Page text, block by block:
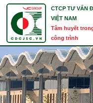
CTCP TƯ VẤN
VIỆT NAM
Tâm huyết
công trình